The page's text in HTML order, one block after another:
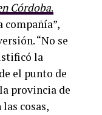
Córdoba.
compañía”,
“No se
la
el punto de
provincia de
cosas,